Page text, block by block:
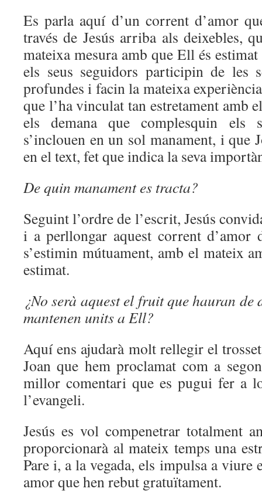
Es parla aquí d’un corrent d’amor
través de Jesús arriba als deixebles,
mateixa mesura amb que Ell és
els seus seguidors participin de les
profundes i facin la mateixa
que l’ha vinculat tan estretament amb
els demana que complesquin els
s’inclouen en un sol manament, i que
en el text, fet que indica la seva
De quin manament es tracta?
Seguint l’ordre de l’escrit, Jesús
i a perllongar aquest corrent d’amor
s’estimin mútuament, amb el mateix
estimat.
¿No serà aquest el fruit que hauran
mantenen units a Ell?
Aquí ens ajudarà molt rellegir el
Joan que hem proclamat com a
millor comentari que es pugui fer a
l’evangeli.
Jesús es vol compenetrar totalment
proporcionarà al mateix temps una
Pare i, a la vegada, els impulsa a viure
amor que hen rebut gratuïtament.